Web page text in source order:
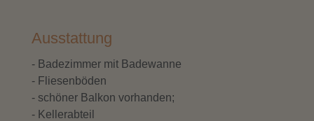
Ausstattung
- Badezimmer mit Badewanne
- Fliesenböden
- schöner Balkon vorhanden;
- Kellerabteil